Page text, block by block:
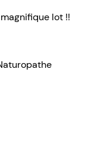
lot !!